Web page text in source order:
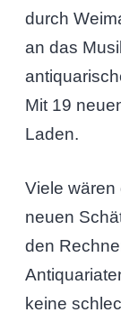
durch
an das
Mit 19
Laden.
Viele wären
neuen
den
keine